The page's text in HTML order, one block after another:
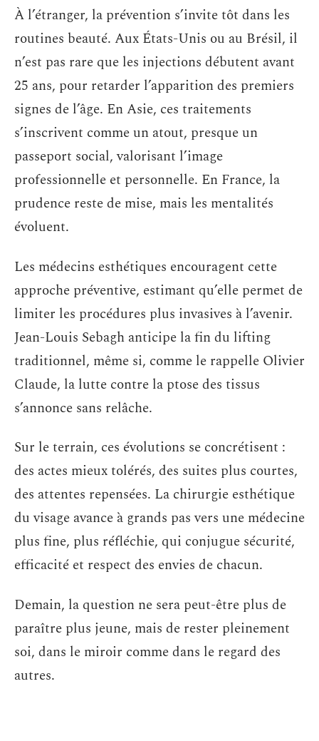
À l’étranger, la prévention s’invite tôt dans les
routines beauté. Aux États-Unis ou au Brésil, il
n’est pas rare que les injections débutent avant
25 ans, pour retarder l’apparition des premiers
signes de l’âge. En Asie, ces traitements
s’inscrivent comme un atout, presque un
passeport social, valorisant l’image
professionnelle et personnelle. En France, la
prudence reste de mise, mais les mentalités
évoluent.
Les médecins esthétiques encouragent cette
approche préventive, estimant qu’elle permet de
limiter les procédures plus invasives à l’avenir.
Jean-Louis Sebagh anticipe la fin du lifting
traditionnel, même si, comme le rappelle Olivier
Claude, la lutte contre la ptose des tissus
s’annonce sans relâche.
Sur le terrain, ces évolutions se concrétisent :
des actes mieux tolérés, des suites plus courtes,
des attentes repensées. La chirurgie esthétique
du visage avance à grands pas vers une médecine
plus fine, plus réfléchie, qui conjugue sécurité,
efficacité et respect des envies de chacun.
Demain, la question ne sera peut-être plus de
paraître plus jeune, mais de rester pleinement
soi, dans le miroir comme dans le regard des
autres.